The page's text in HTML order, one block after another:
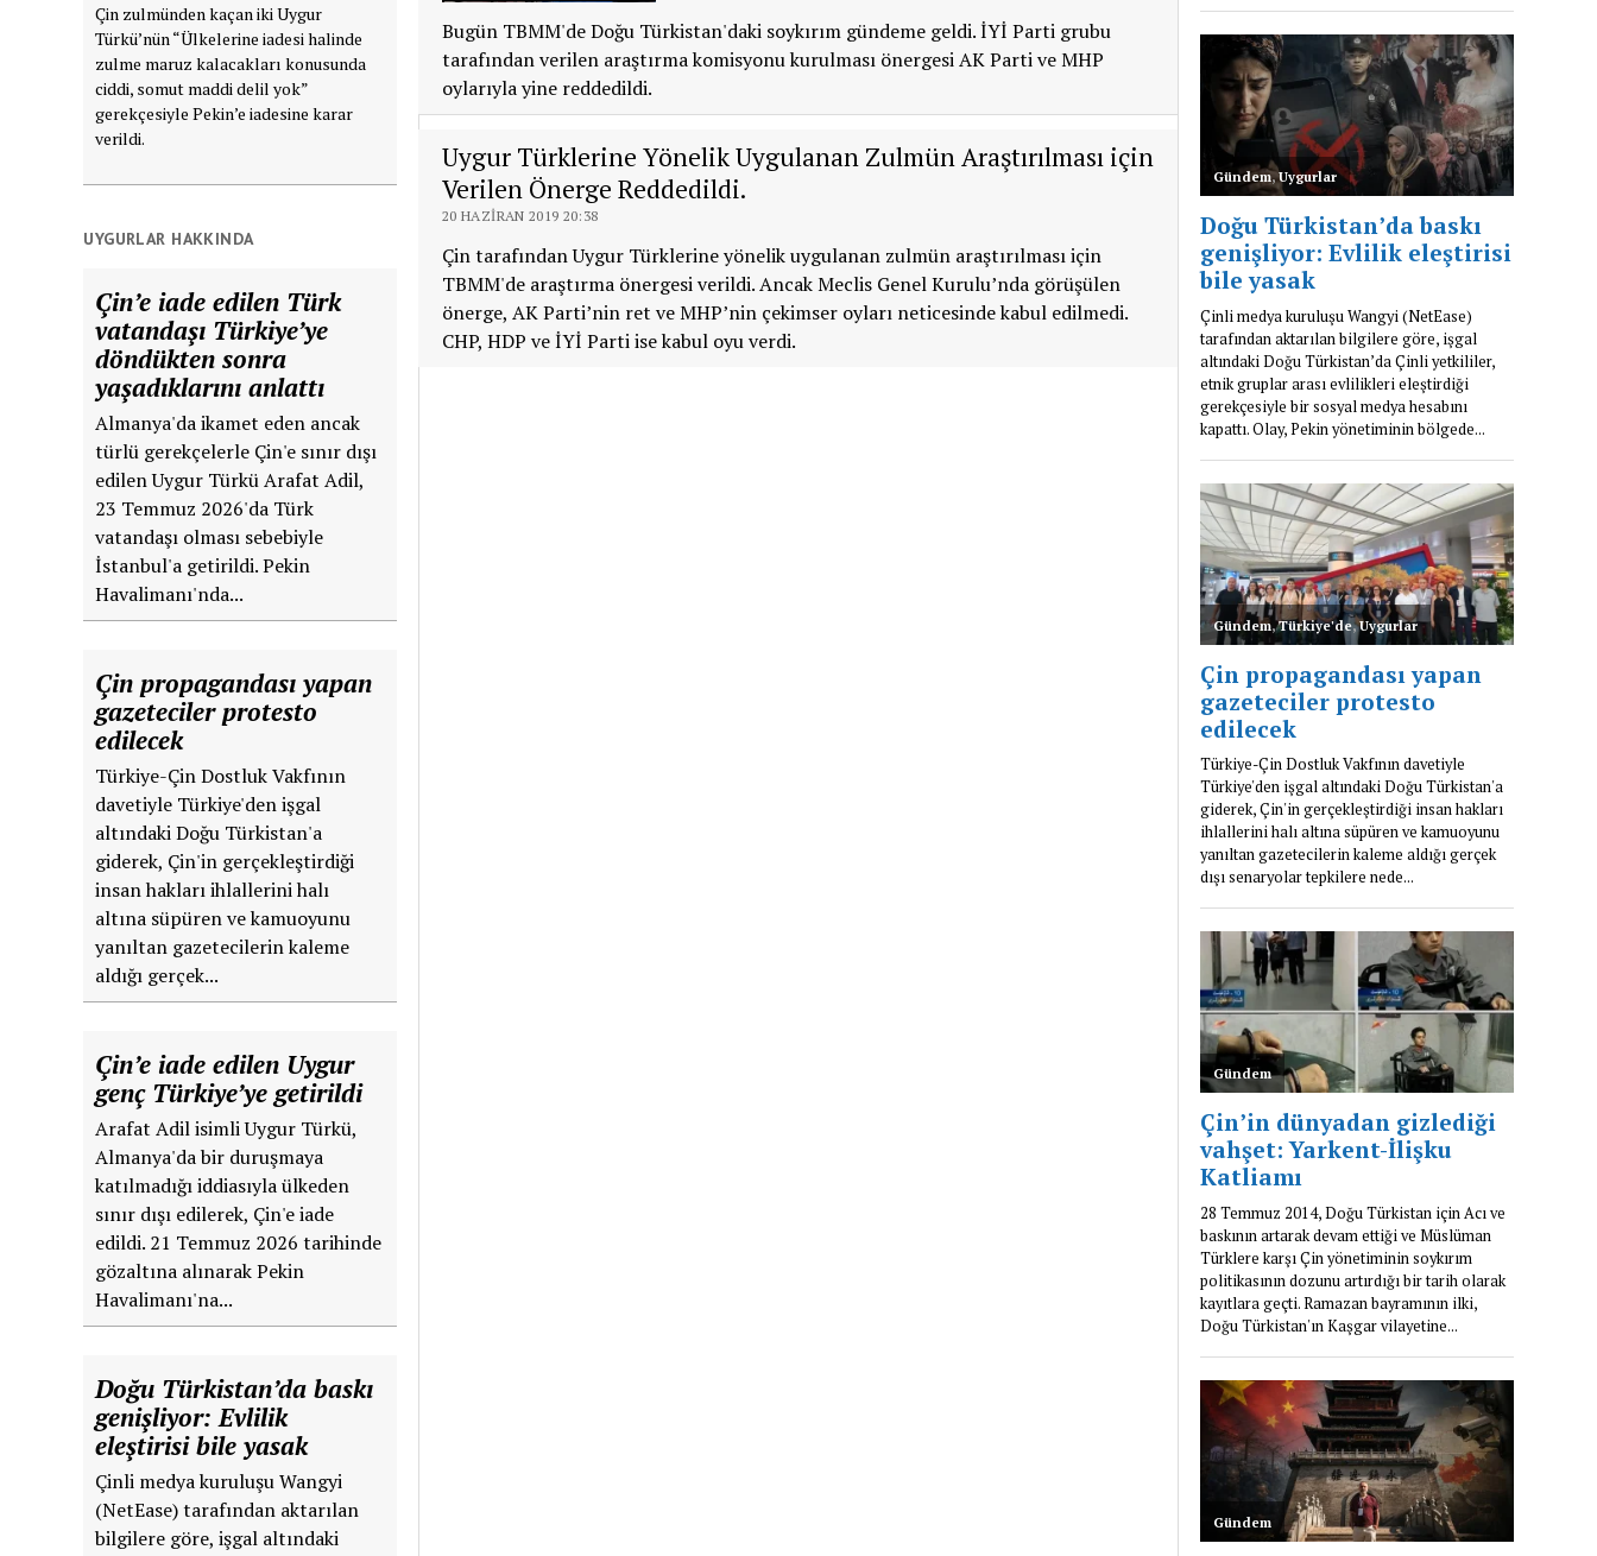
Çin zulmünden kaçan iki Uygur
Türkü’nün “Ülkelerine iadesi halinde
zulme maruz kalacakları konusunda
ciddi, somut maddi delil yok”
gerekçesiyle Pekin’e iadesine karar
verildi.
UYGURLAR HAKKINDA
Çin’e iade edilen Türk
vatandaşı Türkiye’ye
döndükten sonra
yaşadıklarını anlattı
Almanya'da ikamet eden ancak
türlü gerekçelerle Çin'e sınır dışı
edilen Uygur Türkü Arafat Adil,
23 Temmuz 2026'da Türk
vatandaşı olması sebebiyle
İstanbul'a getirildi. Pekin
Havalimanı'nda...
Çin propagandası yapan
gazeteciler protesto
edilecek
Türkiye-Çin Dostluk Vakfının
davetiyle Türkiye'den işgal
altındaki Doğu Türkistan'a
giderek, Çin'in gerçekleştirdiği
insan hakları ihlallerini halı
altına süpüren ve kamuoyunu
yanıltan gazetecilerin kaleme
aldığı gerçek...
Çin’e iade edilen Uygur
genç Türkiye’ye getirildi
Arafat Adil isimli Uygur Türkü,
Almanya'da bir duruşmaya
katılmadığı iddiasıyla ülkeden
sınır dışı edilerek, Çin'e iade
edildi. 21 Temmuz 2026 tarihinde
gözaltına alınarak Pekin
Havalimanı'na...
Doğu Türkistan’da baskı
genişliyor: Evlilik
eleştirisi bile yasak
Çinli medya kuruluşu Wangyi
(NetEase) tarafından aktarılan
bilgilere göre, işgal altındaki
Bugün TBMM'de Doğu Türkistan'daki soykırım gündeme geldi. İYİ Parti grubu
tarafından verilen araştırma komisyonu kurulması önergesi AK Parti ve MHP
oylarıyla yine reddedildi.
Uygur Türklerine Yönelik Uygulanan Zulmün Araştırılması için
Verilen Önerge Reddedildi.
20 HAZIRAN 2019 20:38
Çin tarafından Uygur Türklerine yönelik uygulanan zulmün araştırılması için
TBMM'de araştırma önergesi verildi. Ancak Meclis Genel Kurulu’nda görüşülen
önerge, AK Parti’nin ret ve MHP’nin çekimser oyları neticesinde kabul edilmedi.
CHP, HDP ve İYİ Parti ise kabul oyu verdi.